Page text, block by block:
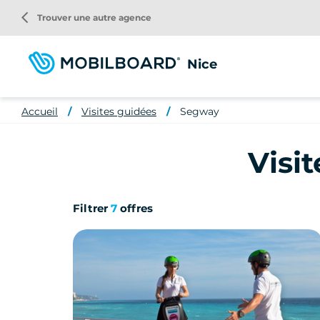
contenu
principal
Nice
arrow_back_ios Trouver une autre agence
Accueil Visites guidées Segway
Filtrer7 offres